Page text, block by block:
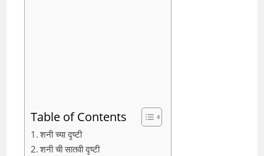
Table of Contents
शनी च्या दृष्टी
शनी ची सातवी दृष्टी